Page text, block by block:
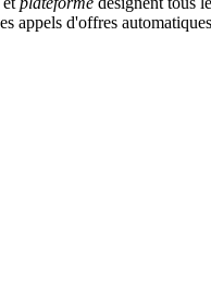
appels d'offres